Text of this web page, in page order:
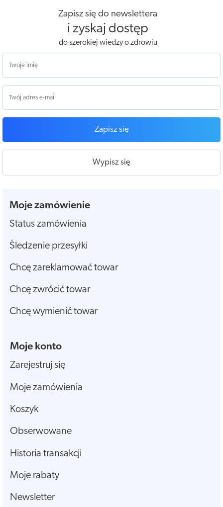
Zapisz się do newslettera
i zyskaj dostęp
do szerokiej wiedzy o zdrowiu
Zapisz się
Wypisz się
Moje zamówienie
Status zamówienia
Śledzenie przesyłki
Chcę zareklamować towar
Chcę zwrócić towar
Chcę wymienić towar
Moje konto
Zarejestruj się
Moje zamówienia
Koszyk
Obserwowane
Historia transakcji
Moje rabaty
Newsletter